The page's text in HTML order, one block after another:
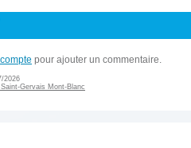
pour ajouter un commentaire.
2026
Gervais Mont-Blanc